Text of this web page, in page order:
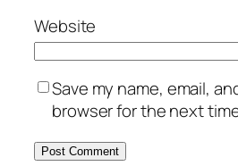
Website
Save my name, email,
browser for the next